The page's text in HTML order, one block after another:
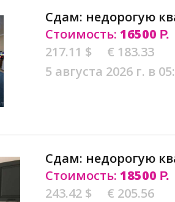
Сдам: недорогую
Стоимость: 16500 Р.
217.11 $
€ 183.33
5 августа 2026 г. в
Сдам: недорогую
Стоимость: 18500 Р.
243.42 $
€ 205.56